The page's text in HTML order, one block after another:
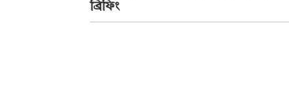
ব্রিফিং